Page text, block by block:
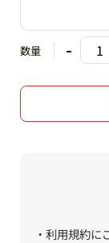
数量 -
・利用規約に